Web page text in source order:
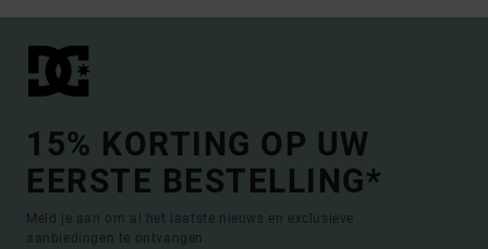
15% KORTING OP UW
EERSTE BESTELLING*
Meld je aan om al het laatste nieuws en exclusieve
aanbiedingen te ontvangen.